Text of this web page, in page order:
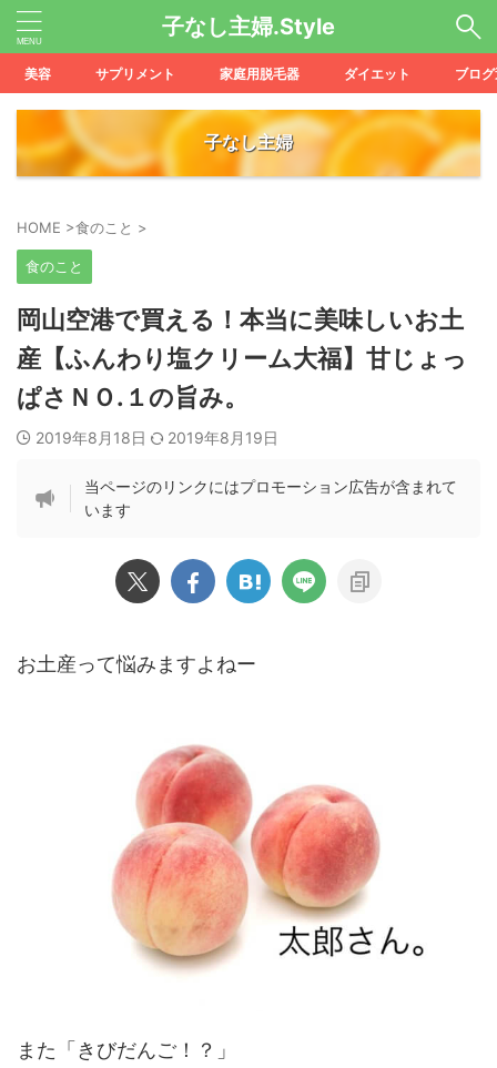
子なし主婦.Style
美容 サプリメント 家庭用脱毛器 ダイエット ブロ
子なし主婦
HOME >食のこと >
食のこと
岡山空港で買える！本当に美味しいお土
産【ふんわり塩クリーム大福】甘じょっ
ぱさＮＯ.１の旨み。
2019年8月18日 2019年8月19日
当ページのリンクにはプロモーション広告が含まれて
います
お土産って悩みますよねー
また「きびだんご！？」